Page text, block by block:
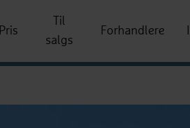
Pris
Til
salgs
Forhandlere